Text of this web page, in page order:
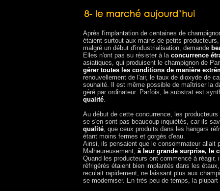
Après l'implantation de centaines de
étaient surtout aux mains de petits
malgré un début d'industrialisation, demande
Elles n'ont pas su résister à laconcurrence
asiatiques, qui produisent le champignon de
gérer toutes les conditions de manière
renouvellement de l'air, le taux de dioxyde de
souhaité. Il est même possible de maîtriser la
géré par ordinateur. Parfois, le substrat est
qualité.
Au début de cette concurrence, les
se s'en sont pas beaucoup inquiétés, car ils
qualité, que ceux produits dans les hangars
étant moins fermes et gorgés d'eau.
Ainsi, ils pensaient que le consommateur allait
Malheureusement, à leur grande surprise, le
Quand les producteurs ont commencé à
réfrigérés étaient bien implantés dans les
reculait rapidement, ne laissant plus aux
se moderniser. En très peu de temps, la